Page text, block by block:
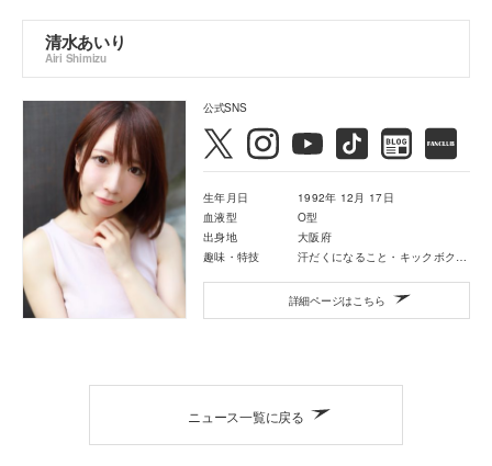
清水あいり
Airi Shimizu
公式SNS
生年月日
1992年 12月 17日
血液型
O型
出身地
大阪府
趣味・特技
汗だくになること・キックボクシング・映画鑑賞・音楽鑑賞
詳細ページはこちら
ニュース一覧に戻る